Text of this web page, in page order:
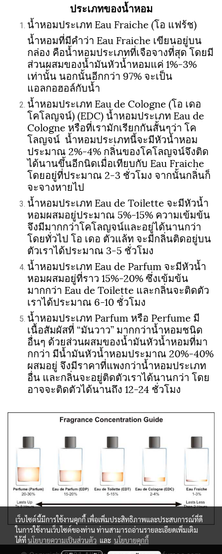
ประเภทของน้ำหอม
น้ำหอมประเภท Eau Fraiche (โอ แฟร้ช)
น้ำหอมที่มีคำว่า Eau Fraiche เขียนอยู่บน
กล่อง คือน้ำหอมประเภทที่เจือจางที่สุด โดยมี
ส่วนผสมของน้ำมันหัวน้ำหอมแค่ 1%-3%
เท่านั้น นอกนั้นอีกกว่า 97% จะเป็น
แอลกอฮอล์กับน้ำ
น้ำหอมประเภท Eau de Cologne (โอ เดอ
โคโลญจน์) (EDC) น้ำหอมประเภท Eau de
Cologne หรือที่เรามักเรียกกันสั้นๆว่า โค
โลญจน์ น้ำหอมประเภทนี้จะมีหัวน้ำหอม
ประมาณ 2%-4% กลิ่นของโคโลญจน์จึงติด
ได้นานขึ้นอีกนิดเมื่อเทียบกับ Eau Fraiche
โดยอยู่ที่ประมาณ 2-3 ชั่วโมง จากนั้นกลิ่นก็
จะจางหายไป
น้ำหอมประเภท Eau de Toilette จะมีหัวน้ำ
หอมผสมอยู่ประมาณ 5%-15% ความเข้มข้น
จึงมีมากกว่าโคโลญจน์และอยู่ได้นานกว่า
โดยทั่วไป โอ เดอ ตัวแล้ท จะมีกลิ่นติดอยู่บน
ตัวเราได้ประมาณ 3-5 ชั่วโมง
น้ำหอมประเภท Eau de Parfum จะมีหัวน้ำ
หอมผสมอยู่ที่ราว 15%-20% ซึ่งเข้มข้น
มากกว่า Eau de Toilette และกลิ่นจะติดตัว
เราได้ประมาณ 6-10 ชั่วโมง
น้ำหอมประเภท Parfum หรือ Perfume มี
เนื้อสัมผัสที่ “มันวาว” มากกว่าน้ำหอมชนิด
อื่นๆ ด้วยส่วนผสมของน้ำมันหัวน้ำหอมที่มา
กกว่า มีน้ำมันหัวน้ำหอมประมาณ 20%-40%
ผสมอยู่ จึงมีราคาที่แพงกว่าน้ำหอมประเภท
อื่น และกลิ่นจะอยู่ติดตัวเราได้นานกว่า โดย
อาจจะติดตัวได้นานถึง 12-24 ชั่วโมง
เว็บไซต์นี้มีการใช้งานคุกกี้ เพื่อเพิ่มประสิทธิภาพและประสบการณ์ที่ดี
ในการใช้งานเว็บไซต์ของท่าน ท่านสามารถอ่านรายละเอียดเพิ่มเติม
ได้ที่นโยบายความเป็นส่วนตัว และ นโยบายคุกกี้